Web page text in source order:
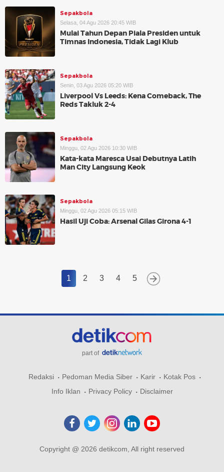
Sepakbola
Selasa, 04 Agu 2026 20:45 WIB
Mulai Tahun Depan Piala Presiden untuk
Timnas Indonesia, Tidak Lagi Klub
Sepakbola
Senin, 03 Agu 2026 05:20 WIB
Liverpool Vs Leeds: Kena Comeback, The
Reds Takluk 2-4
Sepakbola
Minggu, 02 Agu 2026 10:30 WIB
Kata-kata Maresca Usai Debutnya Latih
Man City Langsung Keok
Sepakbola
Minggu, 02 Agu 2026 05:15 WIB
Hasil Uji Coba: Arsenal Gilas Girona 4-1
1 2 3 4 5
part of
Redaksi Pedoman Media Siber Karir
Kotak Pos
Info Iklan
Privacy Policy Disclaimer
Copyright @ 2026 detikcom, All right reserved